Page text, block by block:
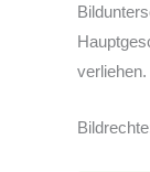
verliehen.